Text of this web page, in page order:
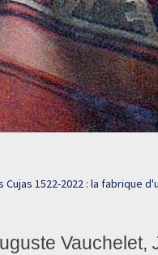
Cujas 1522-2022 : la fabrique
Vauchelet,